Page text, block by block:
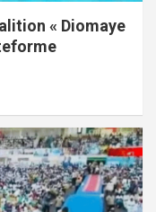
« Diomaye